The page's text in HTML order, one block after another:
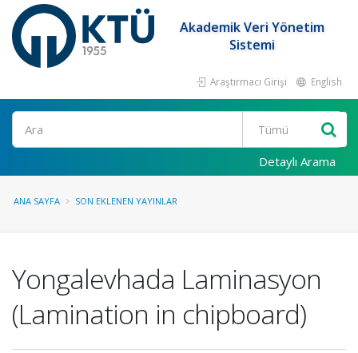
Akademik Veri Yönetim
Sistemi
Araştırmacı Girişi English
Ara
Detaylı Arama
ANA SAYFA SON EKLENEN YAYINLAR
Yongalevhada Laminasyon
(Lamination in chipboard)